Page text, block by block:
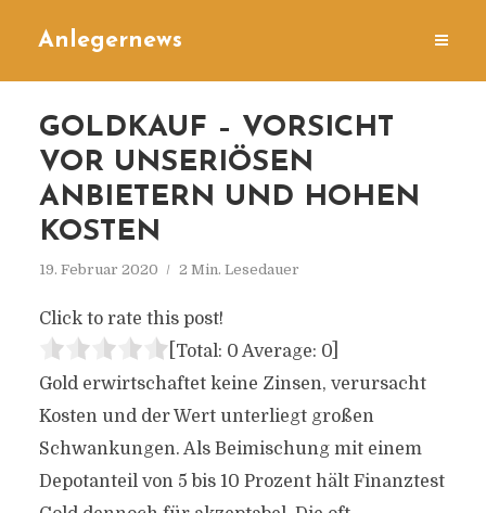
Anlegernews
GOLDKAUF – VORSICHT
VOR UNSERIÖSEN
ANBIETERN UND HOHEN
KOSTEN
19. Februar 2020 2 Min. Lesedauer
Click to rate this post!
[Total: 0 Average: 0]
Gold erwirtschaftet keine Zinsen, verursacht
Kosten und der Wert unterliegt großen
Schwankungen. Als Beimischung mit einem
Depotanteil von 5 bis 10 Prozent hält Finanztest